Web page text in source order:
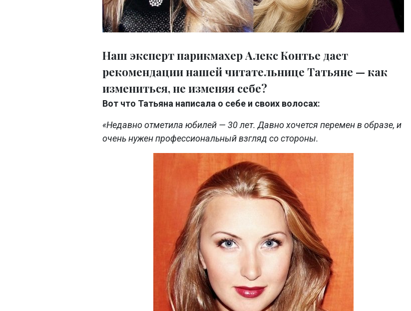
Наш эксперт парикмахер Алекс Контье дает
рекомендации нашей читательнице Татьяне — как
измениться, не изменяя себе?
Вот что Татьяна написала о себе и своих волосах:
«Недавно отметила юбилей — 30 лет. Давно хочется перемен в образе, и
очень нужен профессиональный взгляд со стороны.